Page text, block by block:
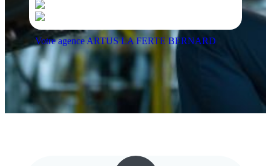
Votre agence ARTUS LA FERTE BERNARD